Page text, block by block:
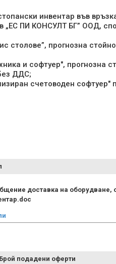
инвентар във
„ЕС ПИ КОНСУЛТ БГ” ООД,
столове”, прогнозна
и софтуер", прогнозна
ДДС;
счетоводен софтуер"
доставка на оборудване,
Брой подадени оферти